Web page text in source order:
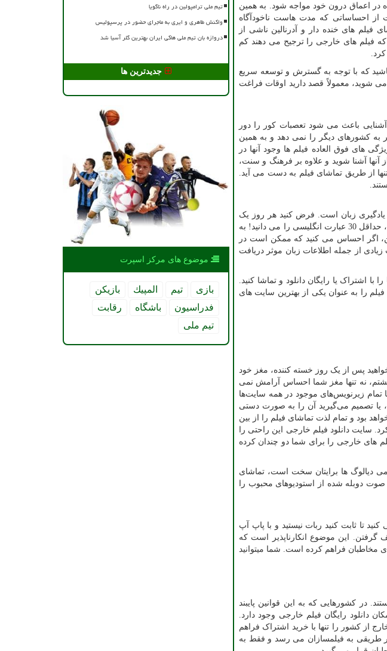
اعماق درون خود مواجه شود. به همین
احساساتی که مدت هاست ناخودآگاه
های خنده دار و آدرنالین ناشی از
که فیلم های خارجی را ترجیح می دهند کم
که با توجه به گسترش و توسعه سریع
شوید، معمولاً قصد دارید اوقات فراغت
باعث می شود تعصبات کور را دور
به کشورهای دیگر را نمی دهد و به همین
های فوق العاده فیلم ها وجود آنها در
آشنا شوید و علاوه بر فرهنگ و سنت،
از طریق تماشای فیلم به دست می آید.
یادگیری زبان است. فرض کنید هر روز یک
فیلم انگلیسی خارجی تماشا می کنید و یکی از عبارات آن را به طور اتفاقی یاد می گیرید. در پایان ماه، حداقل 30 عبارت انگلیسی را می دانید! به
اگر احساس می کنید که ممکن است در
از جمله اطلاعات زبان موثر دریافت
اشتراک یا رایگان دانلود و تماشا کنید.
را به عنوان یکی از بهترین سایت های
پس از یک روز خسته کننده، مغز خود
هشتم، نه تنها مغز شما احساس آرامش نمی
تمام زیرنویس‌های موجود در همه سایت‌ها
یا تصمیم می‌گیرید آن را به صورت دستی
بود و تمام لذت تماشای فیلم را از بین
سایت دانلود فیلم خارجی این راحتی را
های خارجی را برای شما دو چندان کرده
دیالوگ ها برایتان سخت است، تماشای
صوت دوبله شده از استودیوهای محبوب را
تا ثابت کنید ربات نیستید و با پاپ آپ
گرفتن. این موضوع انکارناپذیر است که
مخاطبان فراهم کرده است. شما میتوانید
در کشورهایی که به این قوانین پایبند
دانلود رایگان فیلم خارجی وجود دارد.
از کشور را تنها با خرید اشتراک فراهم
طریقی به فیلمسازان می رسد و فقط به
تیم ملی ترامپولین در راه ناگویا
واکنش طاهری و ایری به ماجرای حضور در پرسپولیس
دروازه بان تیم ملی هاکی ایران بهترین گلر آسیا شد
جدیدترین ها
موضوع های مركز اسپرت
بازی تیم المپیك
بازیكن
فدراسیون
باشگاه
رقابت
تیم ملی